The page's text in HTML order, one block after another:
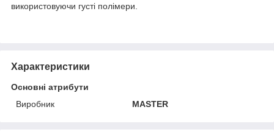
використовуючи густі полімери.
Характеристики
Основні атрибути
Виробник
MASTER